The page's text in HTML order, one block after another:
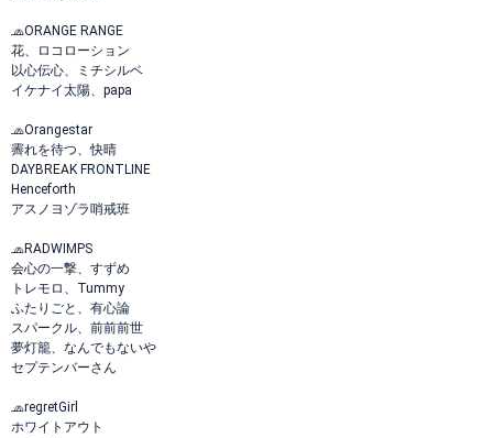
🧢ORANGE RANGE
花、ロコローション
以心伝心、ミチシルベ
イケナイ太陽、papa
🧢Orangestar
霽れを待つ、快晴
DAYBREAK FRONTLINE
Henceforth
アスノヨゾラ哨戒班
🧢RADWIMPS
会心の一撃、すずめ
トレモロ、Tummy
ふたりごと、有心論
スパークル、前前前世
夢灯籠、なんでもないや
セプテンバーさん
🧢regretGirl
ホワイトアウト